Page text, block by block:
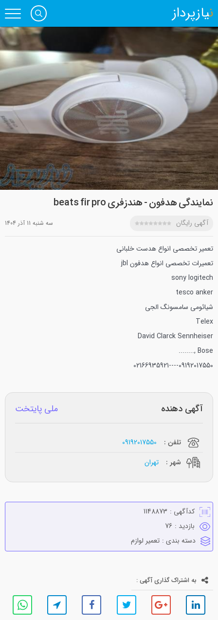
نیازپرداز
نمایندگی هدفون - هندزفری beats fir pro
آگهی رایگان سه شنبه 11 آذر 1404
تعمیر تخصصی انواع هدست خلبانی
تعمیرات تخصصی انواع هدفون jbl
sonylogitech
tesco anker
شیائومی سامسونگ الجی
Telex
David ClarckSennheiser
Bose
,........
09192017550----02166935921
آگهی دهنده ملی پایتخت
تلفن :
09192017550
شهر :
تهران
کدآگهی : 1148873
بازدید : 76
دسته بندی : تعمير لوازم
به اشتراک گذاری آگهی :